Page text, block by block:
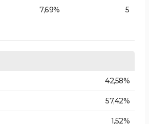
7,69% 5
42,58%
57,42%
1,52%